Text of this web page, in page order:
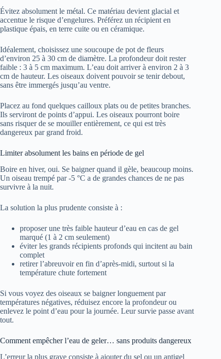
Évitez absolument le métal. Ce matériau devient glacial et
accentue le risque d’engelures. Préférez un récipient en
plastique épais, en terre cuite ou en céramique.
Idéalement, choisissez une soucoupe de pot de fleurs
d’environ 25 à 30 cm de diamètre. La profondeur doit rester
faible : 3 à 5 cm maximum. L’eau doit arriver à environ 2 à 3
cm de hauteur. Les oiseaux doivent pouvoir se tenir debout,
sans être immergés jusqu’au ventre.
Placez au fond quelques cailloux plats ou de petites branches.
Ils serviront de points d’appui. Les oiseaux pourront boire
sans risquer de se mouiller entièrement, ce qui est très
dangereux par grand froid.
Limiter absolument les bains en période de gel
Boire en hiver, oui. Se baigner quand il gèle, beaucoup moins.
Un oiseau trempé par -5 °C a de grandes chances de ne pas
survivre à la nuit.
La solution la plus prudente consiste à :
proposer une très faible hauteur d’eau en cas de gel
marqué (1 à 2 cm seulement)
éviter les grands récipients profonds qui incitent au bain
complet
retirer l’abreuvoir en fin d’après-midi, surtout si la
température chute fortement
Si vous voyez des oiseaux se baigner longuement par
températures négatives, réduisez encore la profondeur ou
enlevez le point d’eau pour la journée. Leur survie passe avant
tout.
Comment empêcher l’eau de geler… sans produits dangereux
L’erreur la plus grave consiste à ajouter du sel ou un antigel